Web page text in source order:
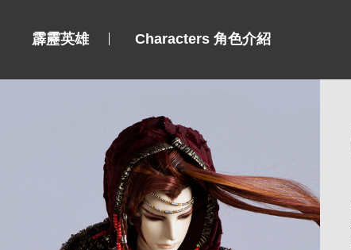
霹靂英雄 Characters 角色介紹